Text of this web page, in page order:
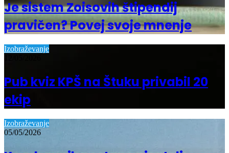
Je sistem Zoisovih štipendij
pravičen? Povej svoje mnenje
Izobraževanje
Pub kviz KPŠ na Štuku privabil 20
ekip
Izobraževanje
05/05/2026